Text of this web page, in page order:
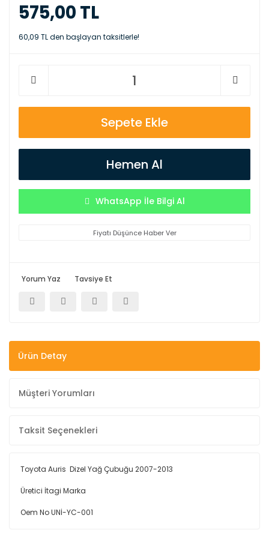
575,00 TL
60,09 TL den başlayan taksitlerle!
Sepete Ekle
Hemen Al
WhatsApp İle Bilgi Al
Fiyatı Düşünce Haber Ver
Yorum Yaz Tavsiye Et
Ürün Detay
Müşteri Yorumları
Taksit Seçenekleri
Toyota Auris Dizel Yağ Çubuğu 2007-2013
Üretici İtagi Marka
Oem No UNİ-YC-001